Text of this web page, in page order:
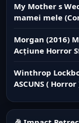
My Mother s
mamei mele
Morgan (2016)
Acțiune Horror
Winthrop
ASCUNS ( Horror